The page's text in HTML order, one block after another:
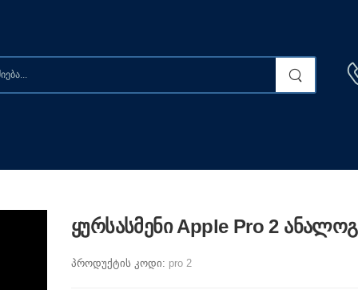
ყურსასმენი Apple Pro 2
პროდუქტის კოდი: pro 2